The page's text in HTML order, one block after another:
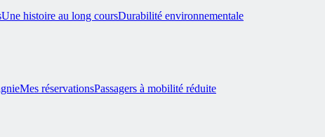
Une histoire au long coursDurabilité environnementale
Mes réservationsPassagers à mobilité réduite